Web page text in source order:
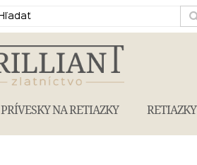
PRÍVESKY NA RETIAZKY RETIAZKY